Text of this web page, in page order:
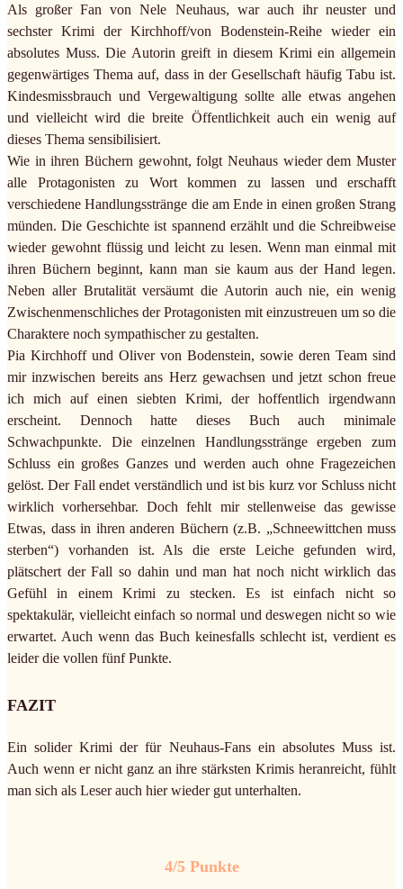
Als großer Fan von Nele Neuhaus, war auch ihr neuster und
sechster Krimi der Kirchhoff/von Bodenstein-Reihe wieder ein
absolutes Muss. Die Autorin greift in diesem Krimi ein allgemein
gegenwärtiges Thema auf, dass in der Gesellschaft häufig Tabu ist.
Kindesmissbrauch und Vergewaltigung sollte alle etwas angehen
und vielleicht wird die breite Öffentlichkeit auch ein wenig auf
dieses Thema sensibilisiert.
Wie in ihren Büchern gewohnt, folgt Neuhaus wieder dem Muster
alle Protagonisten zu Wort kommen zu lassen und erschafft
verschiedene Handlungsstränge die am Ende in einen großen Strang
münden. Die Geschichte ist spannend erzählt und die Schreibweise
wieder gewohnt flüssig und leicht zu lesen. Wenn man einmal mit
ihren Büchern beginnt, kann man sie kaum aus der Hand legen.
Neben aller Brutalität versäumt die Autorin auch nie, ein wenig
Zwischenmenschliches der Protagonisten mit einzustreuen um so die
Charaktere noch sympathischer zu gestalten.
Pia Kirchhoff und Oliver von Bodenstein, sowie deren Team sind
mir inzwischen bereits ans Herz gewachsen und jetzt schon freue
ich mich auf einen siebten Krimi, der hoffentlich irgendwann
erscheint. Dennoch hatte dieses Buch auch minimale
Schwachpunkte. Die einzelnen Handlungsstränge ergeben zum
Schluss ein großes Ganzes und werden auch ohne Fragezeichen
gelöst. Der Fall endet verständlich und ist bis kurz vor Schluss nicht
wirklich vorhersehbar. Doch fehlt mir stellenweise das gewisse
Etwas, dass in ihren anderen Büchern (z.B. „Schneewittchen muss
sterben“) vorhanden ist. Als die erste Leiche gefunden wird,
plätschert der Fall so dahin und man hat noch nicht wirklich das
Gefühl in einem Krimi zu stecken. Es ist einfach nicht so
spektakulär, vielleicht einfach so normal und deswegen nicht so wie
erwartet. Auch wenn das Buch keinesfalls schlecht ist, verdient es
leider die vollen fünf Punkte.
FAZIT
Ein solider Krimi der für Neuhaus-Fans ein absolutes Muss ist.
Auch wenn er nicht ganz an ihre stärksten Krimis heranreicht, fühlt
man sich als Leser auch hier wieder gut unterhalten.
4/5 Punkte